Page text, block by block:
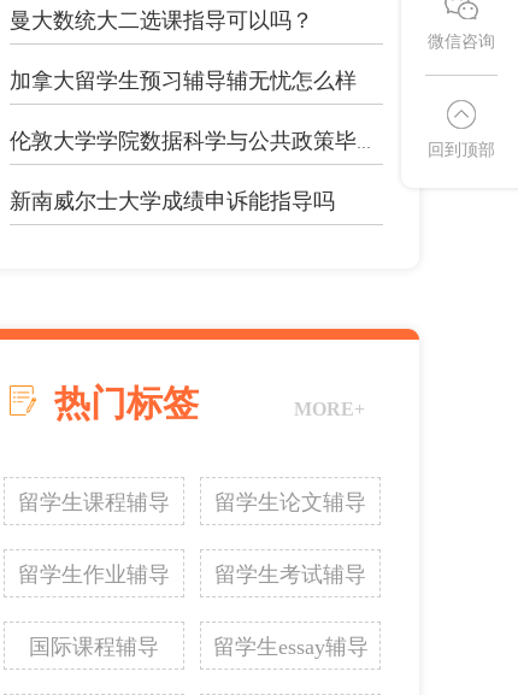
曼大数统大二选课指导可以吗？
加拿大留学生预习辅导辅无忧怎么样
伦敦大学学院数据科学与公共政策毕业论...
新南威尔士大学成绩申诉能指导吗
热门标签 MORE+
留学生课程辅导 留学生论文辅导
留学生作业辅导 留学生考试辅导
国际课程辅导 留学生essay辅导
微信咨询
回到顶部